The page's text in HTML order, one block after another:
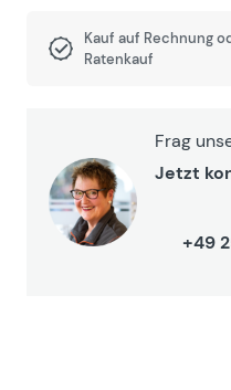
Kauf auf Rechnung
Ratenkauf
Frag
Jetzt
+49